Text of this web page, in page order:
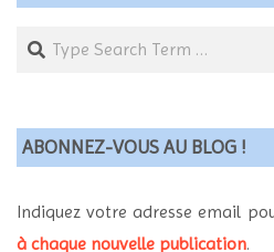
Search
ABONNEZ-VOUS AU BLOG !
Indiquez votre adresse email
à chaque nouvelle publication.